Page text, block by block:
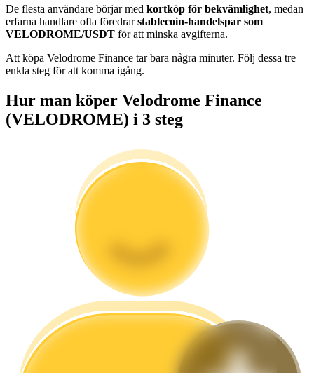
Big data-analys inklusive handelsinformation, etc.
Futures startguide
De flesta användare börjar med kortköp för bekvämlighet, medan
erfarna handlare ofta föredrarstablecoin-handelspar som
VELODROME/USDT för att minska avgifterna.
Att köpa Velodrome Finance tar bara några minuter. Följ dessa tre
enkla steg för att komma igång.
Hur man köper Velodrome Finance
(VELODROME) i 3 steg